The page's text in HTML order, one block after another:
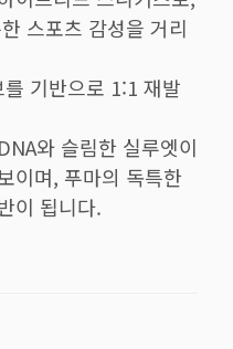
스포츠 감성을 거리
기반으로 1:1 재발
와 슬림한 실루엣이
이며, 푸마의 독특한
이 됩니다.